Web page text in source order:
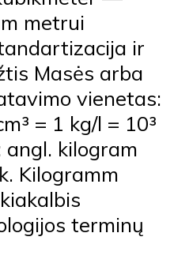
metrui
ir
Masės arba
vienetas:
= 1 kg/l = 10³
angl. kilogram
Kilogramm
terminų